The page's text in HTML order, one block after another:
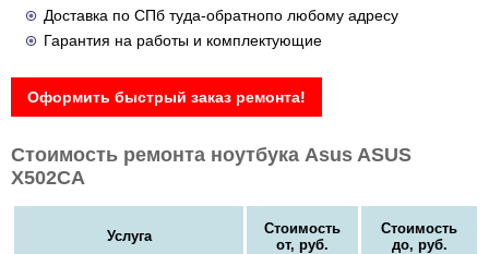
Доставка по СПб туда-обратнопо любому адресу
Гарантия на работы и комплектующие
Оформить быстрый заказ ремонта!
Стоимость ремонта ноутбука Asus ASUS
X502CA
Услуга
Стоимость
от, руб.
Стоимость
до, руб.